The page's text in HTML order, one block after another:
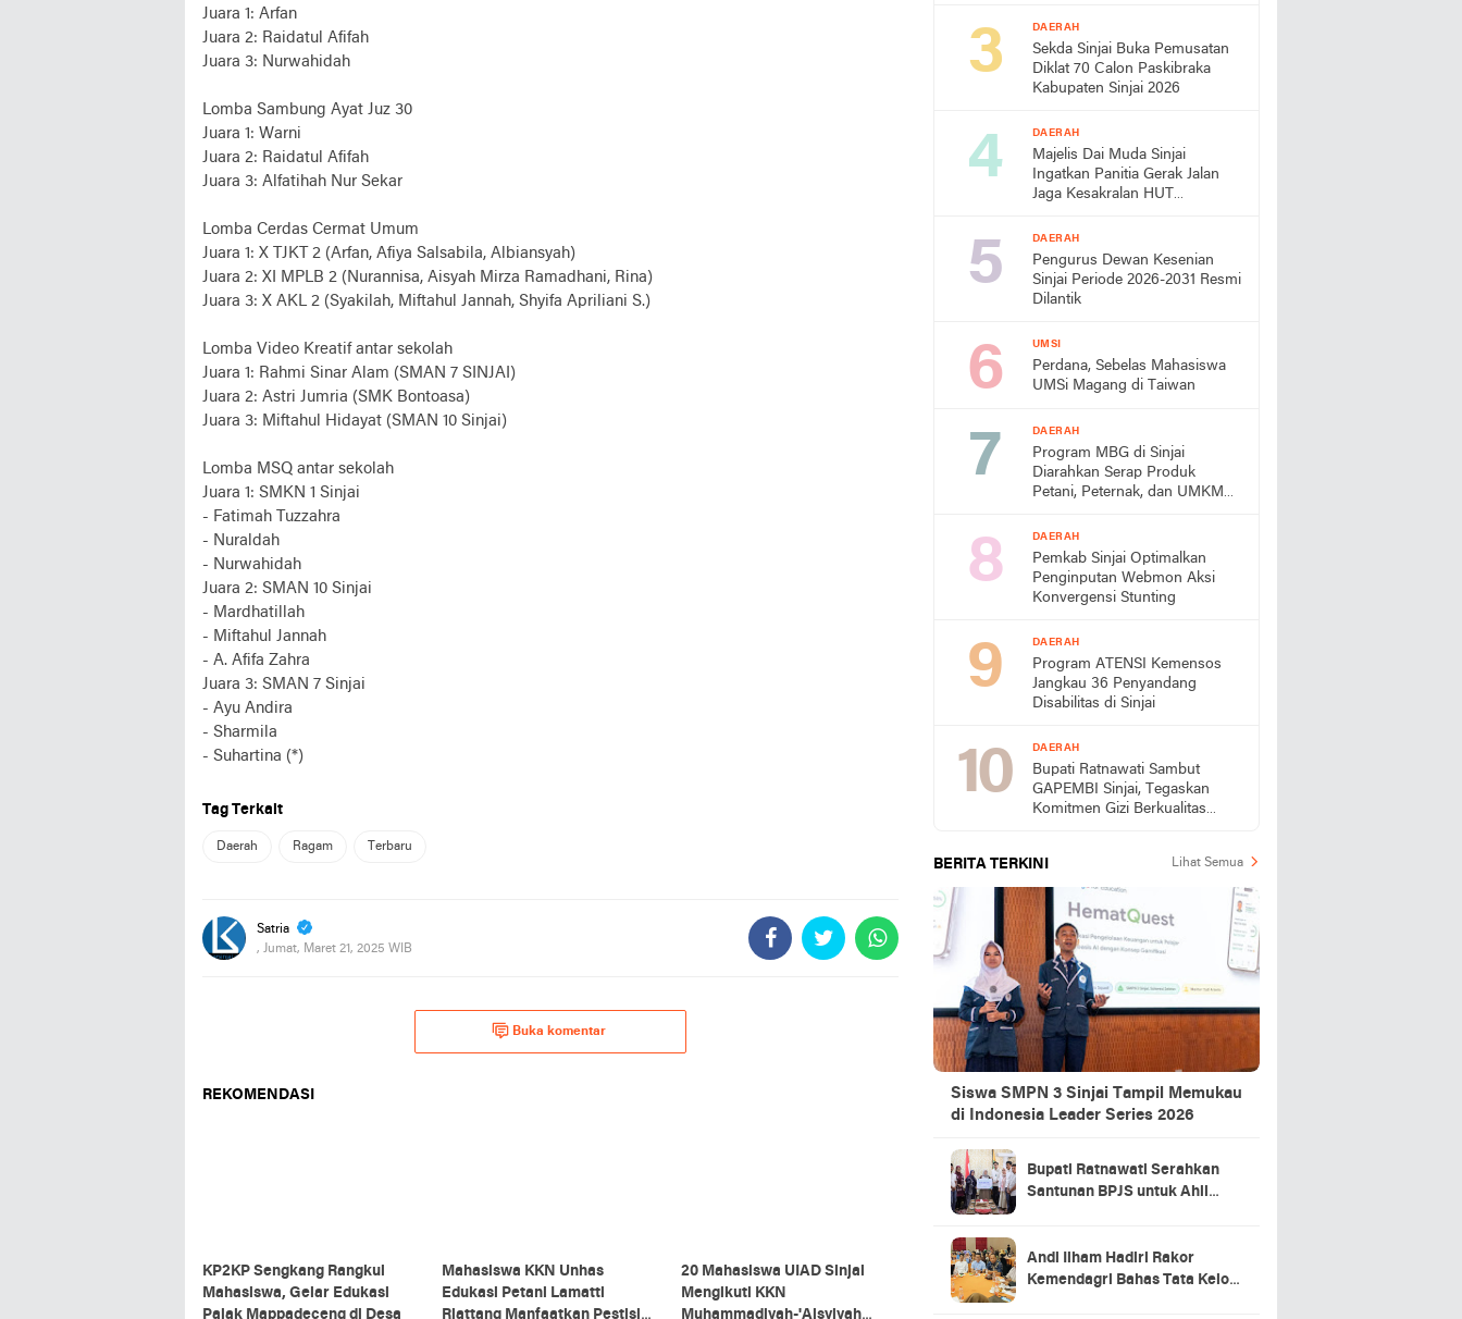
Juara 1: Arfan
Juara 2: Raidatul Afifah
Juara 3: Nurwahidah
Lomba Sambung Ayat Juz 30
Juara 1: Warni
Juara 2: Raidatul Afifah
Juara 3: Alfatihah Nur Sekar
Lomba Cerdas Cermat Umum
Juara 1: X TJKT 2 (Arfan, Afiya Salsabila, Albiansyah)
Juara 2: XI MPLB 2 (Nurannisa, Aisyah Mirza Ramadhani, Rina)
Juara 3: X AKL 2 (Syakilah, Miftahul Jannah, Shyifa Apriliani S.)
Lomba Video Kreatif antar sekolah
Juara 1: Rahmi Sinar Alam (SMAN 7 SINJAI)
Juara 2: Astri Jumria (SMK Bontoasa)
Juara 3: Miftahul Hidayat (SMAN 10 Sinjai)
Lomba MSQ antar sekolah
Juara 1: SMKN 1 Sinjai
- Fatimah Tuzzahra
- Nuraldah
- Nurwahidah
Juara 2: SMAN 10 Sinjai
- Mardhatillah
- Miftahul Jannah
- A. Afifa Zahra
Juara 3: SMAN 7 Sinjai
- Ayu Andira
- Sharmila
- Suhartina (*)
Tag Terkait
Daerah Ragam Terbaru
Satria
, Jumat, Maret 21, 2025 WIB
Buka komentar
REKOMENDASI
KP2KP Sengkang Rangkul
Mahasiswa, Gelar Edukasi
Pajak Mappadeceng di Desa
Mahasiswa KKN Unhas
Edukasi Petani Lamatti
Riattang Manfaatkan Pestisida
20 Mahasiswa UIAD Sinjai
Mengikuti KKN
Muhammadiyah-'Aisyiyah
DAERAH
Sekda Sinjai Buka Pemusatan
Diklat 70 Calon Paskibraka
Kabupaten Sinjai 2026
DAERAH
Majelis Dai Muda Sinjai
Ingatkan Panitia Gerak Jalan
Jaga Kesakralan HUT
DAERAH
Pengurus Dewan Kesenian
Sinjai Periode 2026-2031 Resmi
Dilantik
UMSI
Perdana, Sebelas Mahasiswa
UMSi Magang di Taiwan
DAERAH
Program MBG di Sinjai
Diarahkan Serap Produk
Petani, Peternak, dan UMKM
DAERAH
Pemkab Sinjai Optimalkan
Penginputan Webmon Aksi
Konvergensi Stunting
DAERAH
Program ATENSI Kemensos
Jangkau 36 Penyandang
Disabilitas di Sinjai
DAERAH
Bupati Ratnawati Sambut
GAPEMBI Sinjai, Tegaskan
Komitmen Gizi Berkualitas
BERITA TERKINI Lihat Semua
Siswa SMPN 3 Sinjai Tampil Memukau
di Indonesia Leader Series 2026
Bupati Ratnawati Serahkan
Santunan BPJS untuk Ahli
Andi Ilham Hadiri Rakor
Kemendagri Bahas Tata Kelola